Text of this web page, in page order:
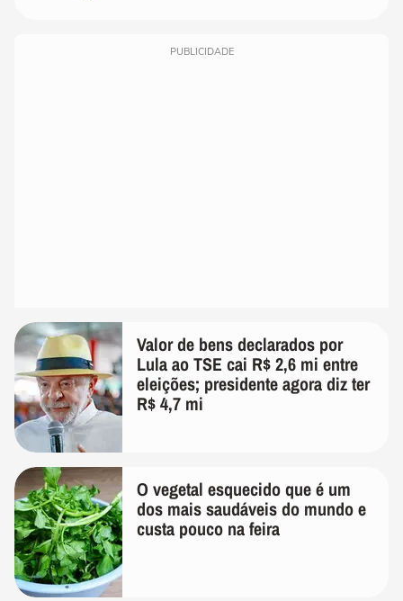
PUBLICIDADE
Valor de bens declarados por
Lula ao TSE cai R$ 2,6 mi entre
eleições; presidente agora diz ter
R$ 4,7 mi
O vegetal esquecido que é um
dos mais saudáveis do mundo e
custa pouco na feira